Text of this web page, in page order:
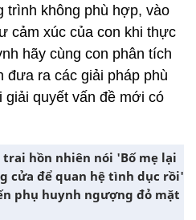
trình không phù hợp, vào
cảm xúc của con khi thực
hãy cùng con phân tích
ra các giải pháp phù
quyết vấn đề mới có
trai hồn nhiên nói 'Bố mẹ lại
cửa để quan hệ tình dục rồi'
phụ huynh ngượng đỏ mặt